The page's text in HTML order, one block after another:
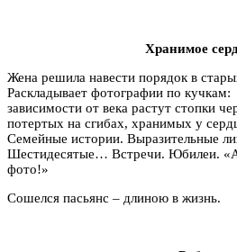
Хранимое
Жена решила навести порядок в
Раскладывает фотографии по
зависимости от века растут стопки
потертых на сгибах, хранимых у
Семейные истории. Выразительные
Шестидесятые… Встречи. Юбилеи.
фото!»
Сошелся пасьянс – длиною в жизнь.